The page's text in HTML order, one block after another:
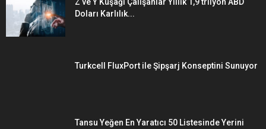
Doları Karlılık...
Turkcell FluxPort ile Şipşarj Konseptini Sunuyor
Tansu Yeğen En Yaratıcı 50 Listesinde Yerini